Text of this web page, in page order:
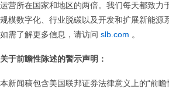
运营所在国家和地区的两倍。我们每天都致力
规模数字化、行业脱碳以及开发和扩展新能源
如需了解更多信息，请访问 slb.com 。
关于前瞻性陈述的警示声明：
本新闻稿包含美国联邦证券法律意义上的“前